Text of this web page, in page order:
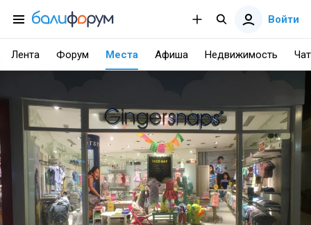
Войти
Лента Форум Места Афиша Недвижимость Чат